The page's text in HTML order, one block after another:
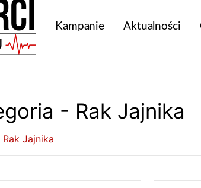
Kampanie Aktualności
- Rak Jajnika
Rak Jajnika